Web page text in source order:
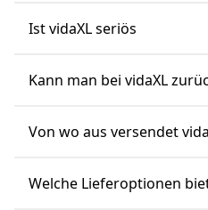
Ist vidaXL seriös
Kann man bei vidaXL
Von wo aus versendet
Welche Lieferoptionen